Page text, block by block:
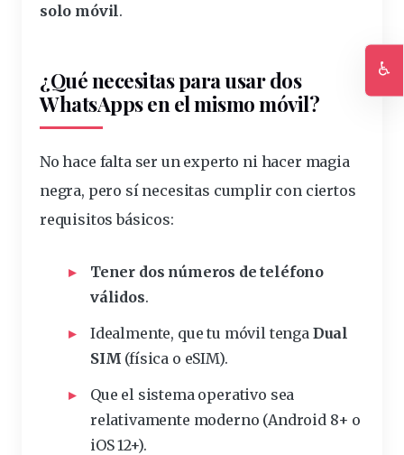
solo móvil.
¿Qué necesitas para usar dos
WhatsApps en el mismo móvil?
No hace falta ser un experto ni hacer magia
negra, pero sí necesitas cumplir con ciertos
requisitos básicos:
Tener dos números de teléfono
válidos.
Idealmente, que tu móvil tenga Dual
SIM (física o eSIM).
Que el sistema operativo sea
relativamente moderno (Android 8+ o
iOS 12+).
♿